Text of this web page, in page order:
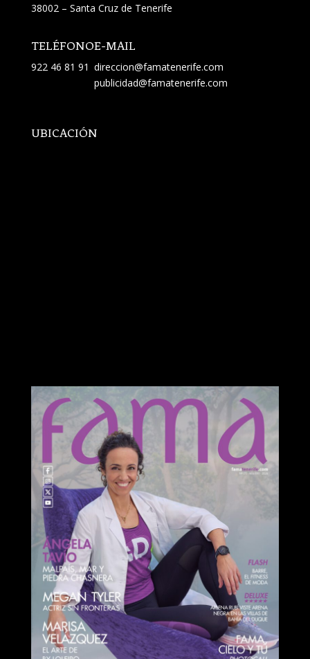
38002 – Santa Cruz de Tenerife
TELÉFONO
922 46 81 91
E-MAIL
direccion@famatenerife.com
publicidad@famatenerife.com
UBICACIÓN